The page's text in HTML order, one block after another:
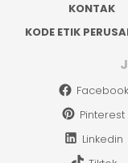
KONTAK
KODE ETIK
Facebook
Pinterest
Linkedin